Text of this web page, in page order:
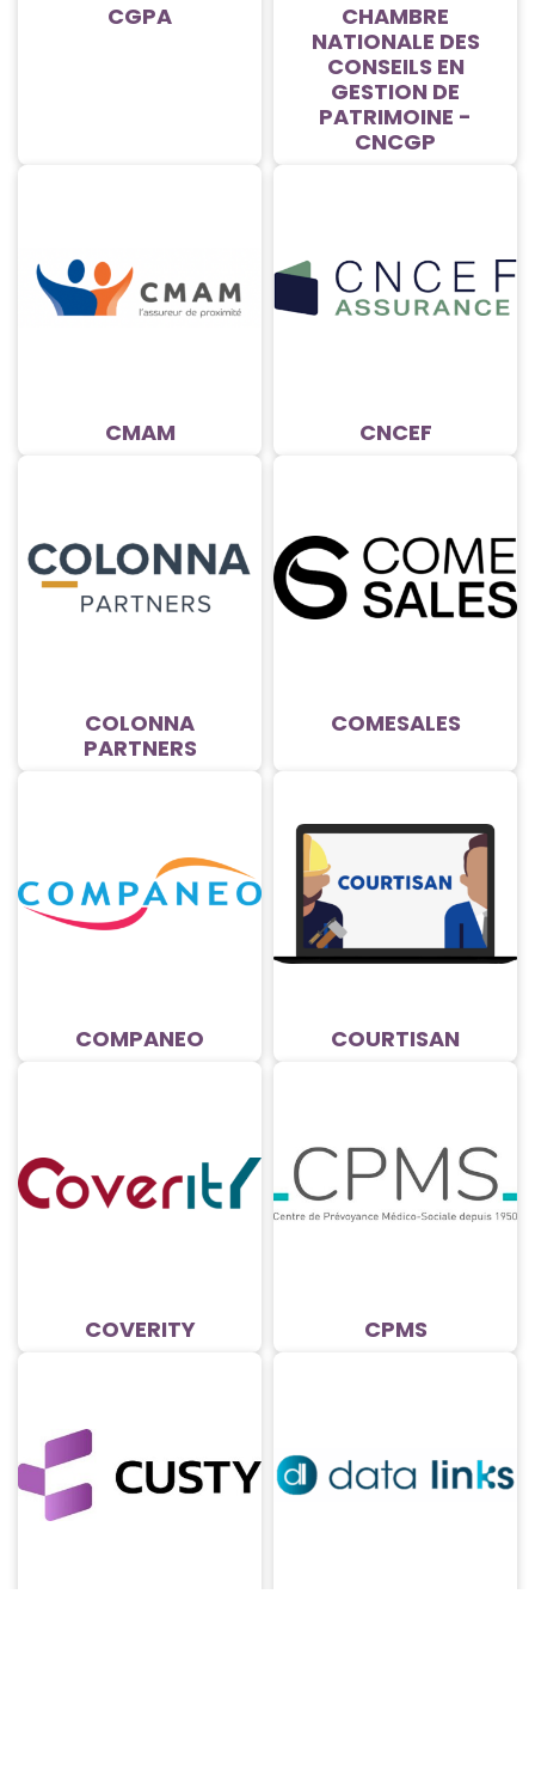
CGPA
CHAMBRE
NATIONALE DES
CONSEILS EN
GESTION DE
PATRIMOINE -
CNCGP
CMAM CNCEF
COLONNA
PARTNERS
COMESALES
COMPANEO COURTISAN
COVERITY CPMS